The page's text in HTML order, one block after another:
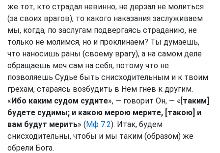
же тот, кто страдал невинно, не дерзал не молиться
(за своих врагов), то какого наказания заслуживаем
мы, когда, по заслугам подвергаясь страданию, не
только не молимся, но и проклинаем? Ты думаешь,
что наносишь раны (своему врагу), а на самом деле
обращаешь меч сам на себя, потому что не
позволяешь Судье быть снисходительным и к твоим
грехам, стараясь возбудить в Нем гнев к другим.
«Ибо каким судом судите», — говорит Он, — «[таким]
будете судимы; и какою мерою мерите, [такою] и
вам будут мерить» (Мф 7:2). Итак, будем
снисходительны, чтобы и мы таким (образом) же
обрели Бога.